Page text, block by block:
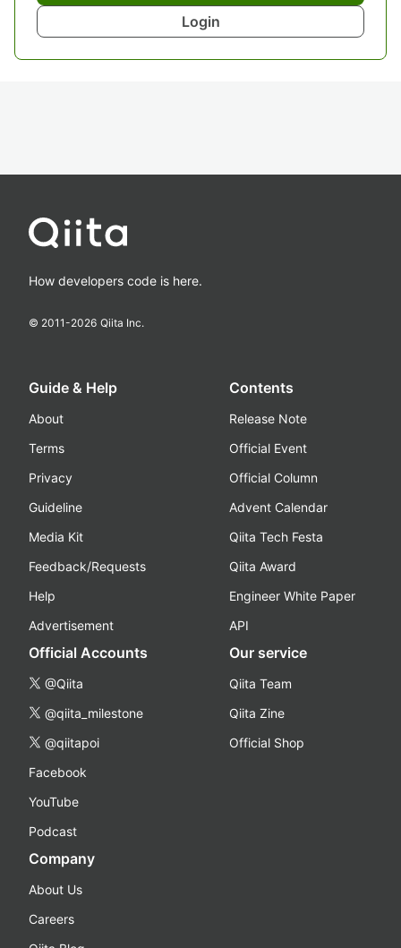
Login
How developers code is here.
© 2011-2026 Qiita Inc.
Guide & Help
About
Terms
Privacy
Guideline
Media Kit
Feedback/Requests
Help
Advertisement
Contents
Release Note
Official Event
Official Column
Advent Calendar
Qiita Tech Festa
Qiita Award
Engineer White Paper
API
Official Accounts
@Qiita
@qiita_milestone
@qiitapoi
Facebook
YouTube
Podcast
Our service
Qiita Team
Qiita Zine
Official Shop
Company
About Us
Careers